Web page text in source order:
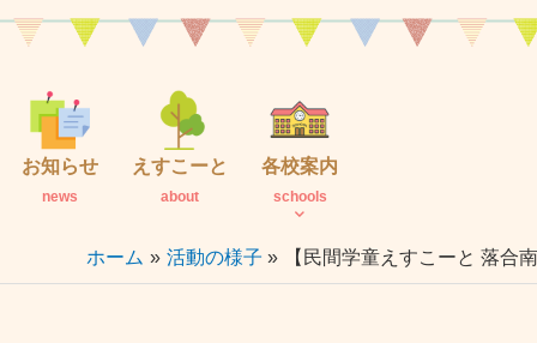
内
お知らせ
news
えすこーと
about
各校案内
schools
ホーム 活動の様子 【民間学童えすこーと 落合